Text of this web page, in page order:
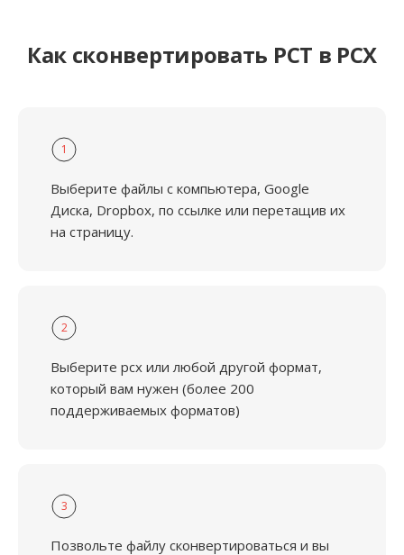
Как сконвертировать PCT в PCX
1
Выберите файлы с компьютера, Google
Диска, Dropbox, по ссылке или перетащив их
на страницу.
2
Выберите pcx или любой другой формат,
который вам нужен (более 200
поддерживаемых форматов)
3
Позвольте файлу сконвертироваться и вы